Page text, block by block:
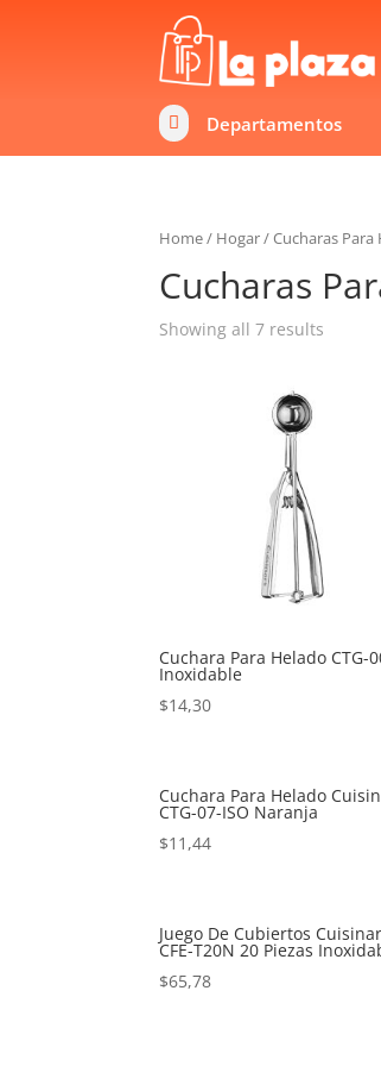
 Departamentos
Home/ Hogar/Cucharas Para
Cucharas
Showing all 7 results
Cuchara Para Helado CTG-
Inoxidable
$14,30
Cuchara Para Helado
CTG-07-ISO Naranja
$11,44
Juego De Cubiertos
CFE-T20N 20 Piezas
$65,78